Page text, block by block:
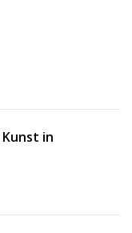
in